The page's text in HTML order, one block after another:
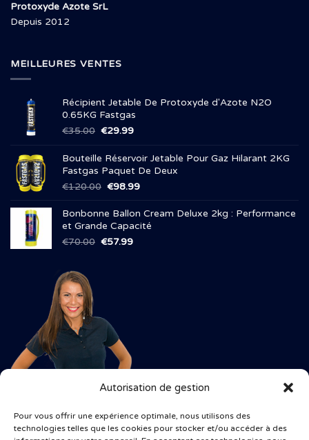
Autorisation de gestion
Pour vous offrir une expérience optimale, nous utilisons des
technologies telles que les cookies pour stocker et/ou accéder à des
Protoxyde Azote SrL
Depuis 2012
MEILLEURES VENTES
Récipient Jetable De Protoxyde d'Azote N2O
0.65KG Fastgas
€35.00 Le
initial
était :
€35.00.
€29.99Le
actuel
est :
Bouteille Réservoir Jetable Pour Gaz Hilarant 2KG
Fastgas Paquet De Deux
€120.00 Le
initial
était :
€120.00.
€98.99Le
actuel
est :
Bonbonne Ballon Cream Deluxe 2kg : Performance
et Grande Capacité
€70.00 Le
€57.99Le